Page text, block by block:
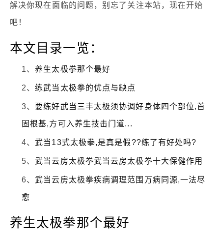
解决你现在面临的问题，别忘了关注本站，现在开始
吧！
本文目录一览：
1、养生太极拳那个最好
2、练武当太极拳的优点与缺点
3、要练好武当三丰太极须协调好身体四个部位,首
固根基,方可入养生技击门道...
4、武当13式太极拳,是真是假??练了有好处吗?
5、武当云房太极拳武当云房太极拳十大保健作用
6、武当云房太极拳疾病调理范围万病同源,一法尽
愈
养生太极拳那个最好